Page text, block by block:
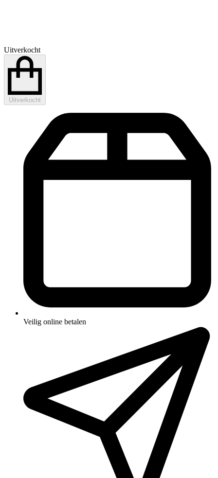
Uitverkocht
Uitverkocht
Veilig online betalen